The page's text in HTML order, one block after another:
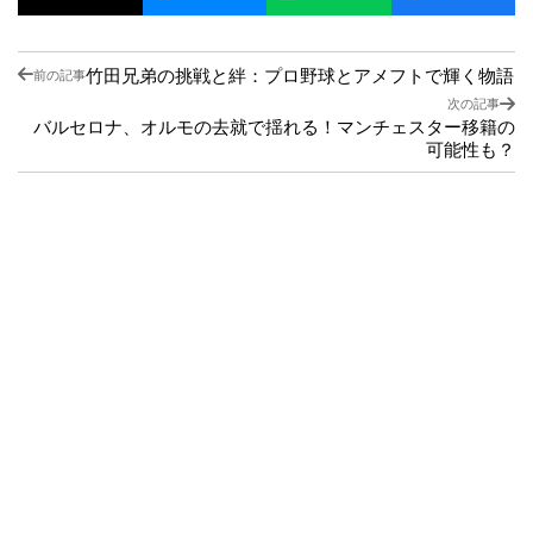
前の記事竹田兄弟の挑戦と絆：プロ野球とアメフトで輝く物語
次の記事
バルセロナ、オルモの去就で揺れる！マンチェスター移籍の
可能性も？